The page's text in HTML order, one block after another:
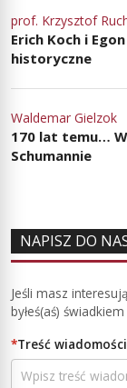
prof. Krzysztof
Erich Koch i
historyczne
Waldemar Gielzok
170 lat temu…
Schumannie
NAPISZ DO
Jeśli masz
byłeś(aś)
*Treść wiadomości